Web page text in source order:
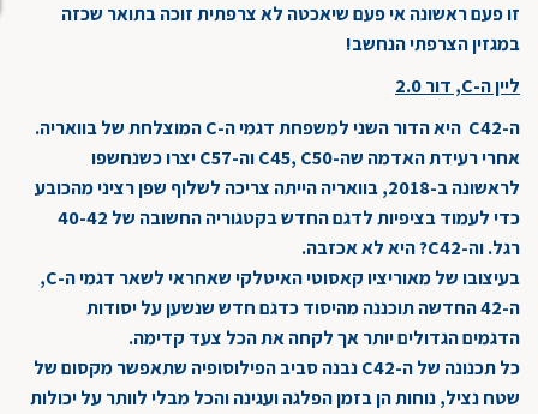
זו פעם ראשונה אי פעם שיאכטה לא צרפתית זוכה בתואר שכזה
במגזין הצרפתי הנחשב!
ליין ה-C, דור 2.0
ה-C42 היא הדור השני למשפחת דגמי ה-C המוצלחת של בוואריה.
אחרי רעידת האדמה שה-C45, C50 וה-C57 יצרו כשנחשפו
לראשונה ב-2018, בוואריה הייתה צריכה לשלוף שפן רציני מהכובע
כדי לעמוד בציפיות לדגם החדש בקטגוריה החשובה של 40-42
רגל. וה-C42? היא לא אכזבה.
בעיצובו של מאוריציו קאסוטי האיטלקי שאחראי לשאר דגמי ה-C,
ה-42 החדשה תוכננה מהיסוד כדגם חדש שנשען על יסודות
הדגמים הגדולים יותר אך לקחה את הכל צעד קדימה.
כל תכנונה של ה-C42 נבנה סביב הפילוסופיה שתאפשר מקסום של
שטח נציל, נוחות הן בזמן הפלגה ועגינה והכל מבלי לוותר על יכולות